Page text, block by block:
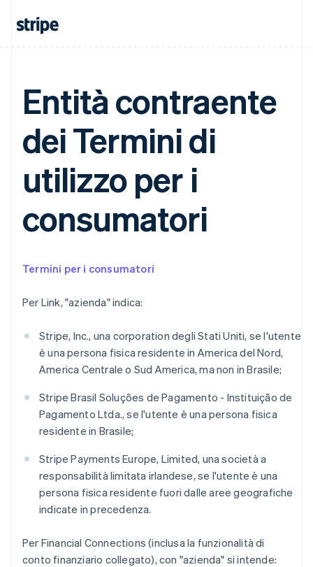
Entità contraente
dei Termini di
utilizzo per i
consumatori
Termini per i consumatori
Per Link, "azienda" indica:
Stripe, Inc., una corporation degli Stati Uniti, se l'utente
è una persona fisica residente in America del Nord,
America Centrale o Sud America, ma non in Brasile;
Stripe Brasil Soluções de Pagamento - Instituição de
Pagamento Ltda., se l'utente è una persona fisica
residente in Brasile;
Stripe Payments Europe, Limited, una società a
responsabilità limitata irlandese, se l'utente è una
persona fisica residente fuori dalle aree geografiche
indicate in precedenza.
Per Financial Connections (inclusa la funzionalità di
conto finanziario collegato), con "azienda" si intende:
Belgio
Nederlands
English
Canada
EnglishFrançais
Cina continentale
简体中文 English
English
Croazia
Danimarca
English
Estonia
Finlandia
Francia
Germania
DeutschEnglish
日本語 English
Gibilterra
English
English
India
Irlanda
English
ItalianoEnglish
Lettonia